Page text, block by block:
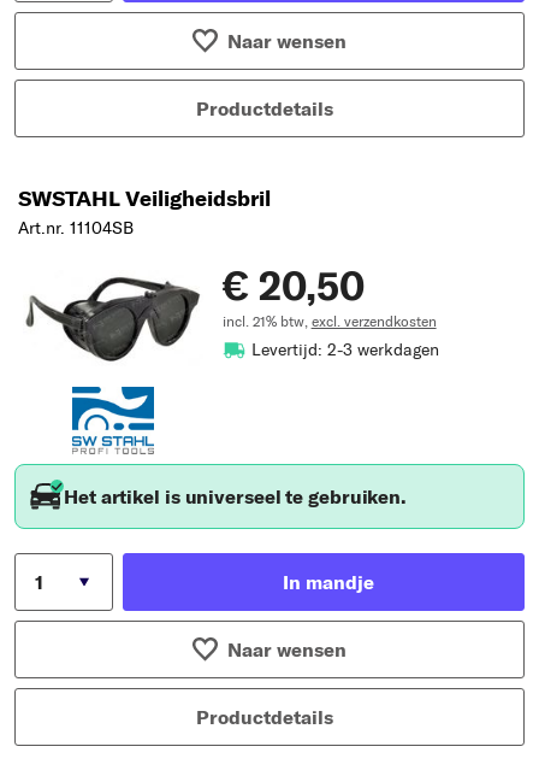
Naar wensen
Productdetails
SWSTAHL Veiligheidsbril
Art.nr. 11104SB
€ 20,50
incl. 21% btw, excl. verzendkosten
Levertijd: 2-3 werkdagen
Het artikel is universeel te gebruiken.
In mandje
Naar wensen
Productdetails